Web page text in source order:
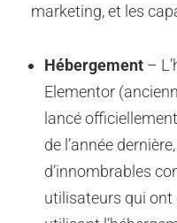
marketing, et les
Hébergement –
Elementor
lancé
de l’année
d’innombrables
utilisateurs qui ont